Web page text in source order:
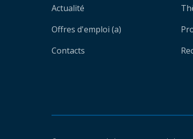
Actualité
Offres d'emploi (a)
Contacts